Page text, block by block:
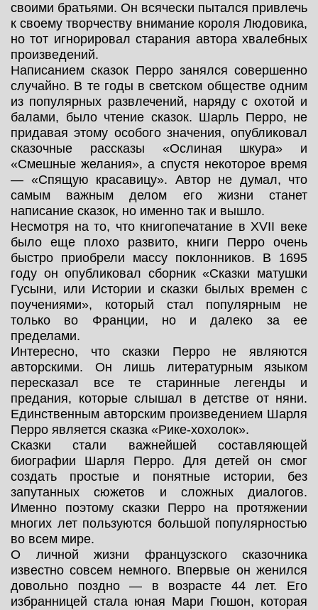
своими братьями. Он всячески пытался привлечь
к своему творчеству внимание короля Людовика,
но тот игнорировал старания автора хвалебных
произведений.
Написанием сказок Перро занялся совершенно
случайно. В те годы в светском обществе одним
из популярных развлечений, наряду с охотой и
балами, было чтение сказок. Шарль Перро, не
придавая этому особого значения, опубликовал
сказочные рассказы «Ослиная шкура» и
«Смешные желания», а спустя некоторое время
— «Спящую красавицу». Автор не думал, что
самым важным делом его жизни станет
написание сказок, но именно так и вышло.
Несмотря на то, что книгопечатание в XVII веке
было еще плохо развито, книги Перро очень
быстро приобрели массу поклонников. В 1695
году он опубликовал сборник «Сказки матушки
Гусыни, или Истории и сказки былых времен с
поучениями», который стал популярным не
только во Франции, но и далеко за ее
пределами.
Интересно, что сказки Перро не являются
авторскими. Он лишь литературным языком
пересказал все те старинные легенды и
предания, которые слышал в детстве от няни.
Единственным авторским произведением Шарля
Перро является сказка «Рике-хохолок».
Сказки стали важнейшей составляющей
биографии Шарля Перро. Для детей он смог
создать простые и понятные истории, без
запутанных сюжетов и сложных диалогов.
Именно поэтому сказки Перро на протяжении
многих лет пользуются большой популярностью
во всем мире.
О личной жизни французского сказочника
известно совсем немного. Впервые он женился
довольно поздно — в возрасте 44 лет. Его
избранницей стала юная Мари Гюшон, которая